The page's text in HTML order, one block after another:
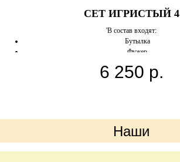
СЕТ ИГРИСТЫЙ 4
'В состав входят:
Бутылка
Фужер
10 шаров
2 шара с конфетти
6 250 р.
Наши
преимущества